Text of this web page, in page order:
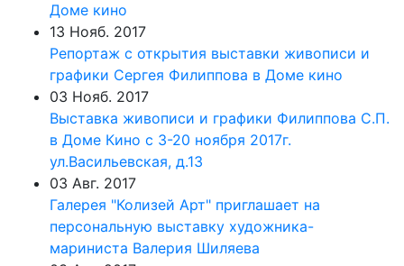
Доме кино
13 Нояб. 2017
Репортаж с открытия выставки живописи и
графики Сергея Филиппова в Доме кино
03 Нояб. 2017
Выставка живописи и графики Филиппова С.П.
в Доме Кино с 3-20 ноября 2017г.
ул.Васильевская, д.13
03 Авг. 2017
Галерея "Колизей Арт" приглашает на
персональную выставку художника-
мариниста Валерия Шиляева